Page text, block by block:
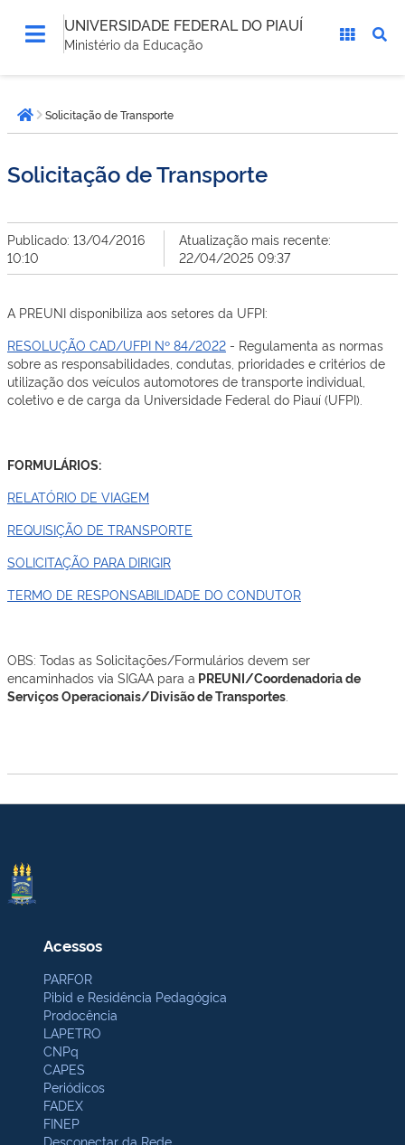
UNIVERSIDADE FEDERAL DO PIAUÍ
Ministério da Educação
está
aqui:Página inicial
Solicitação de Transporte
Solicitação de Transporte
Publicado: 13/04/2016
10:10
Atualização mais recente:
22/04/2025 09:37
A PREUNI disponibiliza aos setores da UFPI:
RESOLUÇÃO CAD/UFPI Nº 84/2022 - Regulamenta as normas
sobre as responsabilidades, condutas, prioridades e critérios de
utilização dos veículos automotores de transporte individual,
coletivo e de carga da Universidade Federal do Piauí (UFPI).
FORMULÁRIOS:
RELATÓRIO DE VIAGEM
REQUISIÇÃO DE TRANSPORTE
SOLICITAÇÃO PARA DIRIGIR
TERMO DE RESPONSABILIDADE DO CONDUTOR
OBS: Todas as Solicitações/Formulários devem ser
encaminhados via SIGAA para a PREUNI/Coordenadoria de
Serviços Operacionais/Divisão de Transportes
Acessos
PARFOR
Pibid e Residência Pedagógica
Prodocência
LAPETRO
CNPq
CAPES
Periódicos
FADEX
FINEP
Desconectar da Rede